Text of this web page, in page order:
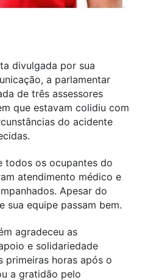
divulgada por sua
a parlamentar
de três assessores
que estavam colidiu com
do acidente
todos os ocupantes do
atendimento médico e
Apesar do
sua equipe passam bem.
agradeceu as
e solidariedade
primeiras horas após o
a gratidão pelo